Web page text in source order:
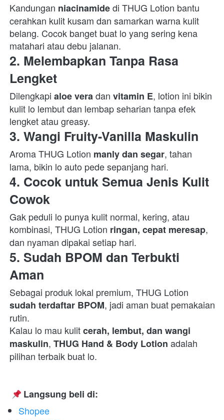
Kandungan niacinamide di THUG Lotion bantu
cerahkan kulit kusam dan samarkan warna kulit
belang. Cocok banget buat lo yang sering kena
matahari atau debu jalanan.
2. Melembapkan Tanpa Rasa
Lengket
Dilengkapi aloe vera dan vitamin E, lotion ini bikin
kulit lo lembut dan lembap seharian tanpa efek
lengket atau greasy.
3. Wangi Fruity-Vanilla Maskulin
Aroma THUG Lotion manly dan segar, tahan
lama, bikin lo auto pede sepanjang hari.
4. Cocok untuk Semua Jenis Kulit
Cowok
Gak peduli lo punya kulit normal, kering, atau
kombinasi, THUG Lotion ringan, cepat meresap,
dan nyaman dipakai setiap hari.
5. Sudah BPOM dan Terbukti
Aman
sudah terdaftar BPOM, jadi aman buat pemakaian
rutin.
Kalau lo mau kulit cerah, lembut, dan wangi
maskulin, THUG Hand & Body Lotion adalah
pilihan terbaik buat lo.
Langsung beli di:
Shopee